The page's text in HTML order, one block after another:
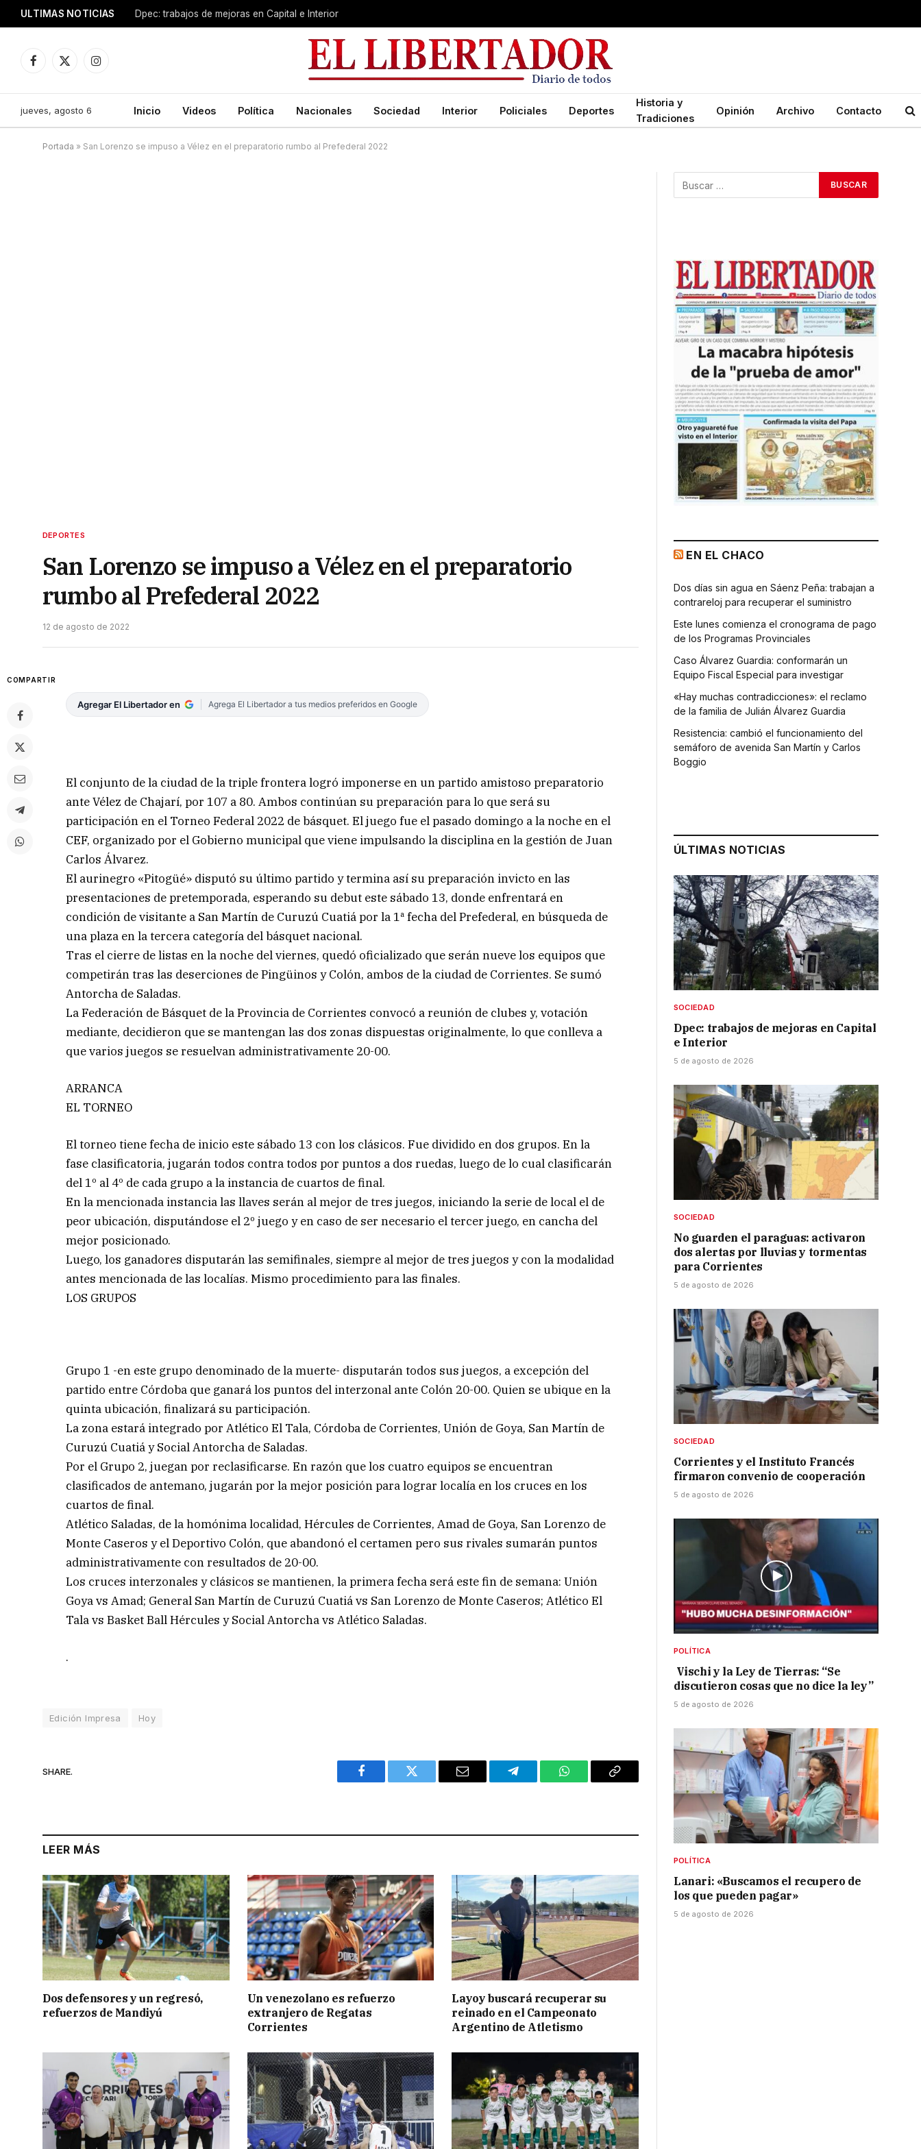
ULTIMAS NOTICIAS Dpec: trabajos de mejoras en Capital e Interior
Facebook
X
Instagram
jueves, agosto 6 Inicio Videos Política Nacionales Sociedad Interior Policiales Deportes
Historia y
Tradiciones
Opinión Archivo Contacto
Portada » San Lorenzo se impuso a Vélez en el preparatorio rumbo al Prefederal 2022
DEPORTES
San Lorenzo se impuso a Vélez en el preparatorio
rumbo al Prefederal 2022
12 de agosto de 2022
COMPARTIR
Agregar El Libertador en Agrega El Libertador a tus medios preferidos en Google
El conjunto de la ciudad de la triple frontera logró imponerse en un partido amistoso preparatorio
ante Vélez de Chajarí, por 107 a 80. Ambos continúan su preparación para lo que será su
participación en el Torneo Federal 2022 de básquet. El juego fue el pasado domingo a la noche en el
CEF, organizado por el Gobierno municipal que viene impulsando la disciplina en la gestión de Juan
Carlos Álvarez.
El aurinegro «Pitogüé» disputó su último partido y termina así su preparación invicto en las
presentaciones de pretemporada, esperando su debut este sábado 13, donde enfrentará en
condición de visitante a San Martín de Curuzú Cuatiá por la 1ª fecha del Prefederal, en búsqueda de
una plaza en la tercera categoría del básquet nacional.
Tras el cierre de listas en la noche del viernes, quedó oficializado que serán nueve los equipos que
competirán tras las deserciones de Pingüinos y Colón, ambos de la ciudad de Corrientes. Se sumó
Antorcha de Saladas.
La Federación de Básquet de la Provincia de Corrientes convocó a reunión de clubes y, votación
mediante, decidieron que se mantengan las dos zonas dispuestas originalmente, lo que conlleva a
que varios juegos se resuelvan administrativamente 20-00.
ARRANCA
EL TORNEO
El torneo tiene fecha de inicio este sábado 13 con los clásicos. Fue dividido en dos grupos. En la
fase clasificatoria, jugarán todos contra todos por puntos a dos ruedas, luego de lo cual clasificarán
del 1º al 4º de cada grupo a la instancia de cuartos de final.
En la mencionada instancia las llaves serán al mejor de tres juegos, iniciando la serie de local el de
peor ubicación, disputándose el 2º juego y en caso de ser necesario el tercer juego, en cancha del
mejor posicionado.
Luego, los ganadores disputarán las semifinales, siempre al mejor de tres juegos y con la modalidad
antes mencionada de las localías. Mismo procedimiento para las finales.
LOS GRUPOS
Grupo 1 -en este grupo denominado de la muerte- disputarán todos sus juegos, a excepción del
partido entre Córdoba que ganará los puntos del interzonal ante Colón 20-00. Quien se ubique en la
quinta ubicación, finalizará su participación.
La zona estará integrado por Atlético El Tala, Córdoba de Corrientes, Unión de Goya, San Martín de
Curuzú Cuatiá y Social Antorcha de Saladas.
Por el Grupo 2, juegan por reclasificarse. En razón que los cuatro equipos se encuentran
clasificados de antemano, jugarán por la mejor posición para lograr localía en los cruces en los
cuartos de final.
Atlético Saladas, de la homónima localidad, Hércules de Corrientes, Amad de Goya, San Lorenzo de
Monte Caseros y el Deportivo Colón, que abandonó el certamen pero sus rivales sumarán puntos
administrativamente con resultados de 20-00.
Los cruces interzonales y clásicos se mantienen, la primera fecha será este fin de semana: Unión
Goya vs Amad; General San Martín de Curuzú Cuatiá vs San Lorenzo de Monte Caseros; Atlético El
Tala vs Basket Ball Hércules y Social Antorcha vs Atlético Saladas.
.
Edición Impresa Hoy
SHARE.
Facebook Twitter Email Telegram WhatsAppCopy
LEER MÁS
Dos defensores y un regresó,
refuerzos de Mandiyú
Un venezolano es refuerzo
extranjero de Regatas
Corrientes
Layoy buscará recuperar su
reinado en el Campeonato
Argentino de Atletismo
EN EL CHACO
Dos días sin agua en Sáenz Peña: trabajan a
contrareloj para recuperar el suministro
Este lunes comienza el cronograma de pago
de los Programas Provinciales
Caso Álvarez Guardia: conformarán un
Equipo Fiscal Especial para investigar
«Hay muchas contradicciones»: el reclamo
de la familia de Julián Álvarez Guardia
Resistencia: cambió el funcionamiento del
semáforo de avenida San Martín y Carlos
Boggio
ÚLTIMAS NOTICIAS
SOCIEDAD
Dpec: trabajos de mejoras en Capital
e Interior
5 de agosto de 2026
SOCIEDAD
No guarden el paraguas: activaron
dos alertas por lluvias y tormentas
para Corrientes
5 de agosto de 2026
SOCIEDAD
Corrientes y el Instituto Francés
firmaron convenio de cooperación
5 de agosto de 2026
POLÍTICA
Vischi y la Ley de Tierras: “Se
discutieron cosas que no dice la ley”
5 de agosto de 2026
POLÍTICA
Lanari: «Buscamos el recupero de
los que pueden pagar»
5 de agosto de 2026